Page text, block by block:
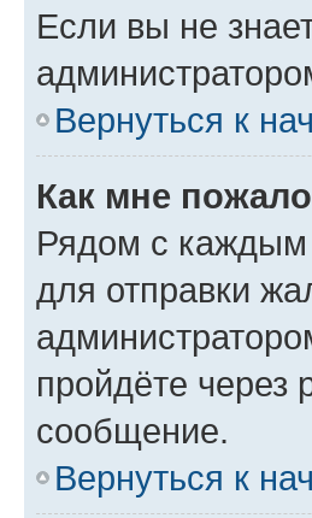
Если вы не
Вернуться к
Как мне
Рядом с каждым
для отправки
пройдёте
сообщение.
Вернуться к